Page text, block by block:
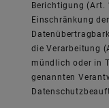
Berichtigung (Art.
Einschränkung
die Verarbeitung
mündlich oder in
genannten